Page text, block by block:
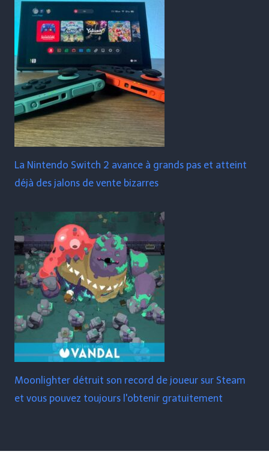
La Nintendo Switch 2 avance à grands pas et atteint
déjà des jalons de vente bizarres
Moonlighter détruit son record de joueur sur Steam
et vous pouvez toujours l'obtenir gratuitement